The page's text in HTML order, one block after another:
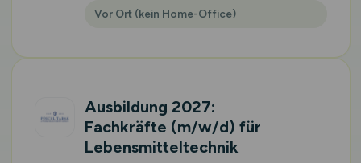
Vor Ort (kein Home-Office)
Ausbildung 2027:
Fachkräfte (m/w/d) für
Lebensmitteltechnik